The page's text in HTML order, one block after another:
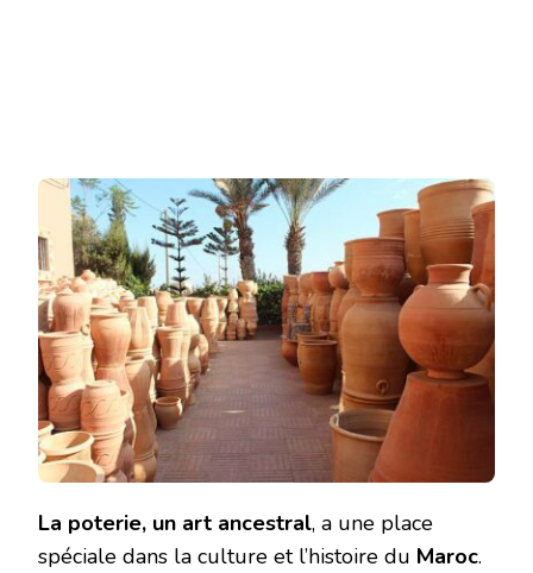
La poterie, un art ancestral, a une place
spéciale dans la culture et l’histoire du Maroc.